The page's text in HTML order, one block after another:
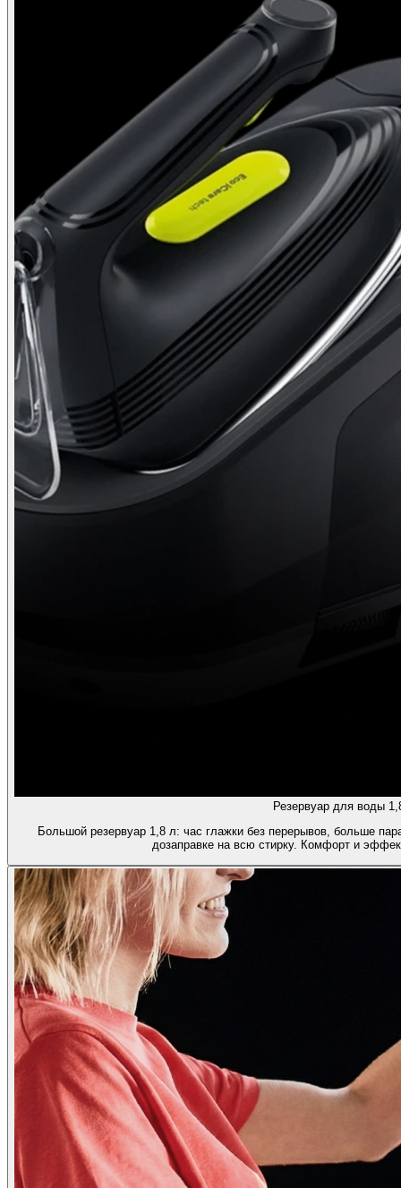
Резервуар для воды
Большой резервуар 1,8 л: час глажки без перерывов, больше
дозаправке на всю стирку. Комфорт и